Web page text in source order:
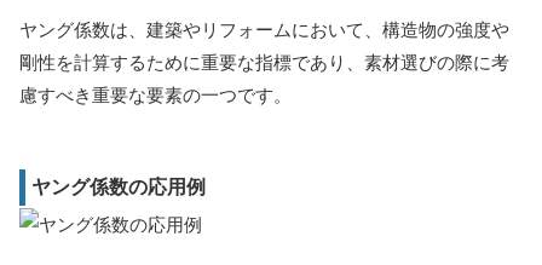
ヤング係数は、建築やリフォームにおいて、構造物の強度や
剛性を計算するために重要な指標であり、素材選びの際に考
慮すべき重要な要素の一つです。
ヤング係数の応用例